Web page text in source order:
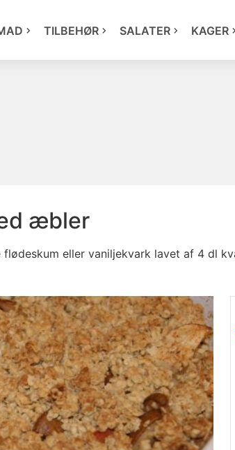
TILBEHØR SALATER KAGER
æbler
eller vaniljekvark lavet af 4 dl